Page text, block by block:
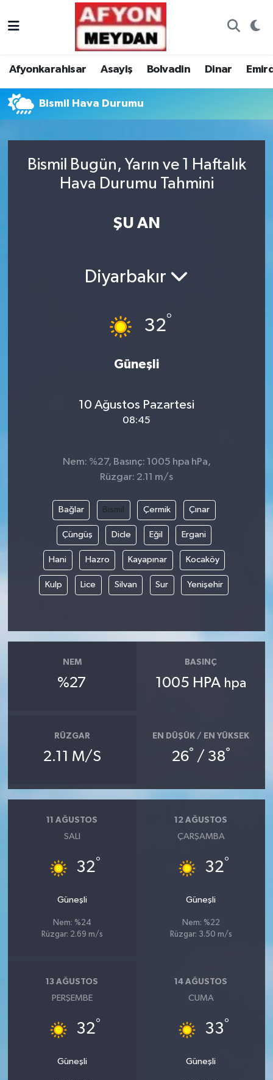
Afyonkarahisar Asayiş Bolvadin Dinar
Bismil Hava Durumu
Bismil Bugün, Yarın ve 1 Haftalık
Hava Durumu Tahmini
ŞU AN
Diyarbakır
32°
Güneşli
10 Ağustos Pazartesi
08:45
Nem: %27, Basınç: 1005 hpa hPa,
Rüzgar: 2.11 m/s
Bağlar Bismil Çermik Çınar
Çüngüş Dicle Eğil Ergani
Hani Hazro Kayapınar Kocaköy
Kulp Lice Silvan Sur Yenişehir
NEM
%27
BASINÇ
1005 HPA hpa
RÜZGAR
2.11 M/S
EN DÜŞÜK / EN YÜKSEK
26° / 38°
11 AĞUSTOS
SALI
32°
Güneşli
Nem: %24
Rüzgar: 2.69 m/s
12 AĞUSTOS
ÇARŞAMBA
32°
Güneşli
Nem: %22
Rüzgar: 3.50 m/s
13 AĞUSTOS
PERŞEMBE
32°
Güneşli
14 AĞUSTOS
CUMA
33°
Güneşli
Nöbetçi Eczaneler
Trafik Durumu
Süper Lig Puan Durumu ve Fikstür
Tüm Manşetler